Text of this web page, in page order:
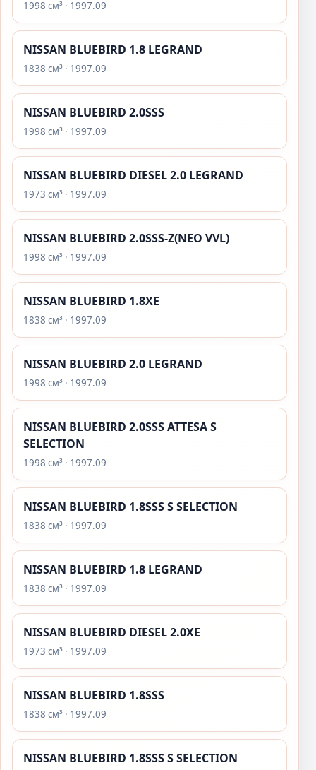
1998 см³ · 1997.09
NISSAN BLUEBIRD 1.8 LEGRAND
1838 см³ · 1997.09
NISSAN BLUEBIRD 2.0SSS
1998 см³ · 1997.09
NISSAN BLUEBIRD DIESEL 2.0 LEGRAND
1973 см³ · 1997.09
NISSAN BLUEBIRD 2.0SSS-Z(NEO VVL)
1998 см³ · 1997.09
NISSAN BLUEBIRD 1.8XE
1838 см³ · 1997.09
NISSAN BLUEBIRD 2.0 LEGRAND
1998 см³ · 1997.09
NISSAN BLUEBIRD 2.0SSS ATTESA S
SELECTION
1998 см³ · 1997.09
NISSAN BLUEBIRD 1.8SSS S SELECTION
1838 см³ · 1997.09
NISSAN BLUEBIRD 1.8 LEGRAND
1838 см³ · 1997.09
NISSAN BLUEBIRD DIESEL 2.0XE
1973 см³ · 1997.09
NISSAN BLUEBIRD 1.8SSS
1838 см³ · 1997.09
NISSAN BLUEBIRD 1.8SSS S SELECTION